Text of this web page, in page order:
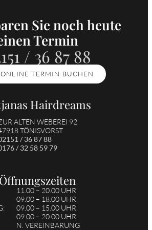
Sie noch heute
Termin
/ 36 87 88
TERMIN BUCHEN
Hairdreams
ALTEN WEBEREI 92
TÖNISVORST
/ 36 87 88
/ 32 58 59 79
Öffnungszeiten
11.00 – 20.00 UHR
09.00 – 18.00 UHR
09.00 – 15.00 UHR
09.00 – 20.00 UHR
N. VEREINBARUNG